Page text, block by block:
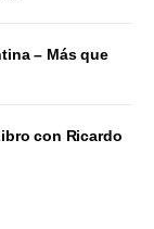
– Más que
con Ricardo